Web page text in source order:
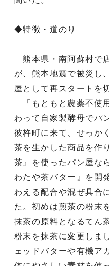
◆特徴・道のり
熊本県・南阿蘇村で
が、熊本地震で被災し
屋として再スタートを
「もともと農薬不使
わって自家製酵母でパ
彼杵町に来て、せっか
茶を生かした商品を作
茶』を使ったパン屋な
わたや茶バター』を開
わえる配合や混ぜ具合
た。初めは煎茶の粉末
抹茶の原料となるてん
粉末を抹茶に変更しま
ェッドバターや有機ア